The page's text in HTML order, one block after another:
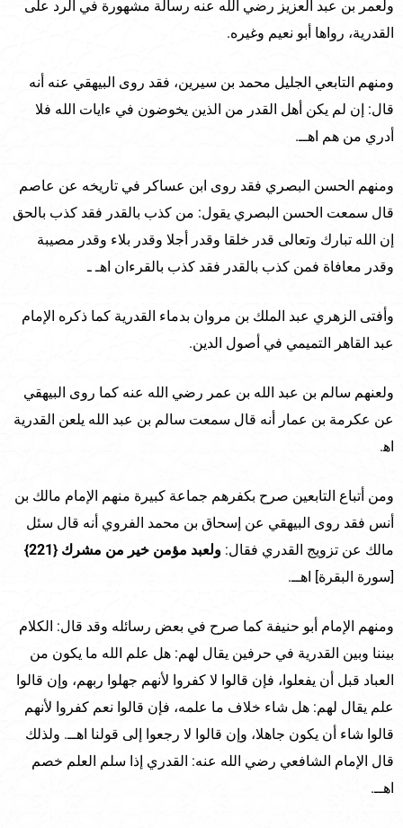
ولعمر بن عبد العزيز رضي الله عنه رسالة مشهورة في الرد على
القدرية، رواها أبو نعيم وغيره.
ومنهم التابعي الجليل محمد بن سيرين، فقد روى البيهقي عنه أنه
قال: إن لم يكن أهل القدر من الذين يخوضون في ءايات الله فلا
أدري من هم اهــ.
ومنهم الحسن البصري فقد روى ابن عساكر في تاريخه عن عاصم
قال سمعت الحسن البصري يقول: من كذب بالقدر فقد كذب بالحق
إن الله تبارك وتعالى قدر خلقا وقدر أجلا وقدر بلاء وقدر مصيبة
وقدر معافاة فمن كذب بالقدر فقد كذب بالقرءان اهـ ـ
وأفتى الزهري عبد الملك بن مروان بدماء القدرية كما ذكره الإمام
عبد القاهر التميمي في أصول الدين.
ولعنهم سالم بن عبد الله بن عمر رضي الله عنه كما روى البيهقي
عن عكرمة بن عمار أنه قال سمعت سالم بن عبد الله يلعن القدرية
اه‍.
ومن أتباع التابعين صرح بكفرهم جماعة كبيرة منهم الإمام مالك بن
أنس فقد روى البيهقي عن إسحاق بن محمد الفروي أنه قال سئل
مالك عن تزويج القدري فقال: ولعبد مؤمن خير من مشرك {221}
[سورة البقرة] اهــ.
ومنهم الإمام أبو حنيفة كما صرح في بعض رسائله وقد قال: الكلام
بيننا وبين القدرية في حرفين يقال لهم: هل علم الله ما يكون من
العباد قبل أن يفعلوا، فإن قالوا لا كفروا لأنهم جهلوا ربهم، وإن قالوا
علم يقال لهم: هل شاء خلاف ما علمه، فإن قالوا نعم كفروا لأنهم
قالوا شاء أن يكون جاهلا، وإن قالوا لا رجعوا إلى قولنا اهــ. ولذلك
قال الإمام الشافعي رضي الله عنه: القدري إذا سلم العلم خصم
اهــ.